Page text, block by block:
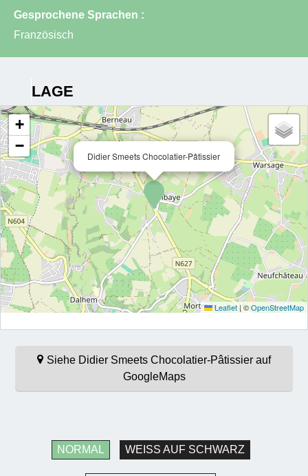
Gesprochene Sprachen :
Französisch
LAGE
Didier Smeets Chocolatier-Pâtissier
+
−
Leaflet|©OpenStreetMap
Siehe Didier Smeets Chocolatier-Pâtissier auf
GoogleMaps
NORMAL WEISS AUF SCHWARZ